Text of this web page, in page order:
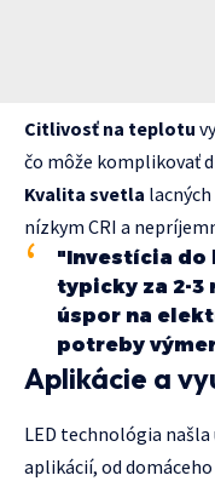
Citlivosť na teplotu
čo môže komplikovať
Kvalita svetla
nízkym CRI a
"Investícia do
typicky za 2-
úspor na
potreby
Aplikácie a
LED technológia
aplikácií, od